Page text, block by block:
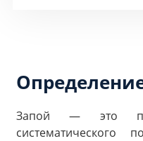
Запой — это
систематического